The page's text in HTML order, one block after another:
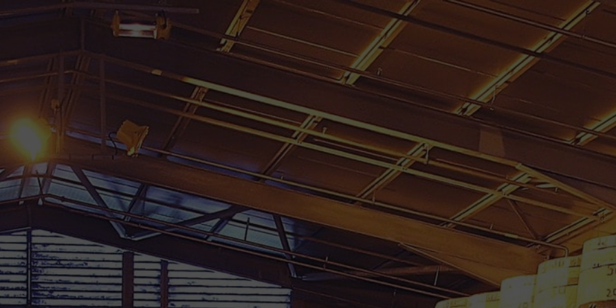
TOUS NOS COLIS SONT ASSURÉS PAR RHUM CARAIBES.
RHUMS GUADELOUPE RHUMS MARTINIQUE RHUMS CARAÏBES RHUMS D’EXCEPTION VINS
PRODUITS
FÛTS & ACCESSOIRES
MON COMPTE
Accueil/ Rhums d'exception/ Rhums d'exception Martinique/ RHUM VIEUX CLEMENT 70 cl 44° MILLESIME 1970
RHUM VIEUX CLEMENT
1970